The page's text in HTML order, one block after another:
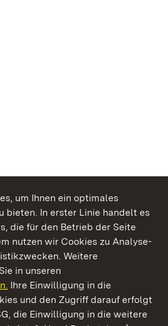
um Ihnen ein optimales
bieten. In erster Linie handelt es
die für den Betrieb der Seite
nutzen wir Cookies zu Analyse-
Weitere
in unseren
Ihre Einwilligung in die
und den Zugriff darauf erfolgt
die Einwilligung in die weitere
Baden‑Württemberg
Gärten Baden-Württemberg